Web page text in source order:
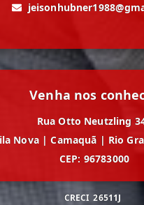
Venha nos
Rua Otto Neutzling
Nova | Camaquã | Rio
CEP: 96783000
CRECI 26511J